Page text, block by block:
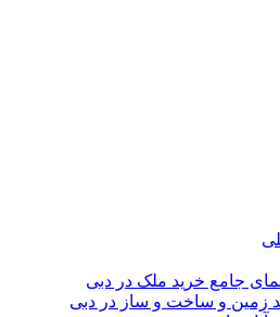
جامع خرید ملک در دبی
زمین و ساخت‌ و ساز در دبی